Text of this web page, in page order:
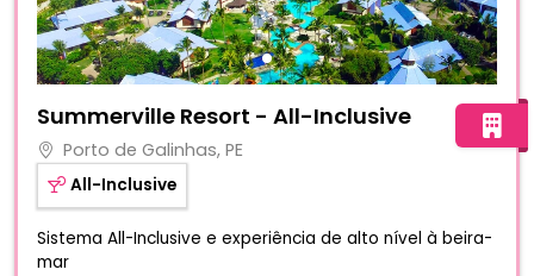
Summerville Resort - All-Inclusive
Porto de Galinhas, PE
All-Inclusive
Sistema All-Inclusive e experiência de alto nível à beira-
mar